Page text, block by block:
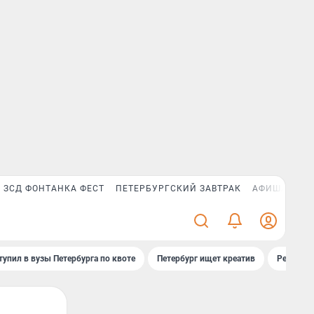
ЗСД ФОНТАНКА ФЕСТ ПЕТЕРБУРГСКИЙ ЗАВТРАК АФИША PLUS
в вузы Петербурга по квоте Петербург ищет креатив